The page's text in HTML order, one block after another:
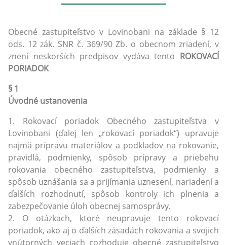
Obecné zastupiteľstvo v Lovinobani na základe § 12
ods. 12 zák. SNR č. 369/90 Zb. o obecnom zriadení, v
znení neskorších predpisov vydáva tento ROKOVACÍ
PORIADOK
§ 1
Úvodné ustanovenia
1. Rokovací poriadok Obecného zastupiteľstva v
Lovinobani (ďalej len „rokovací poriadok“) upravuje
najmä prípravu materiálov a podkladov na rokovanie,
pravidlá, podmienky, spôsob prípravy a priebehu
rokovania obecného zastupiteľstva, podmienky a
spôsob uznášania sa a prijímania uznesení, nariadení a
ďalších rozhodnutí, spôsob kontroly ich plnenia a
zabezpečovanie úloh obecnej samosprávy.
2. O otázkach, ktoré neupravuje tento rokovací
poriadok, ako aj o ďalších zásadách rokovania a svojich
vnútorných veciach rozhoduje obecné zastupiteľstvo